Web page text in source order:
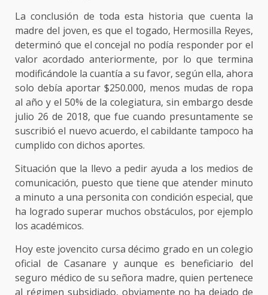
La conclusión de toda esta historia que cuenta la
madre del joven, es que el togado, Hermosilla Reyes,
determinó que el concejal no podía responder por el
valor acordado anteriormente, por lo que termina
modificándole la cuantía a su favor, según ella, ahora
solo debía aportar $250.000, menos mudas de ropa
al año y el 50% de la colegiatura, sin embargo desde
julio 26 de 2018, que fue cuando presuntamente se
suscribió el nuevo acuerdo, el cabildante tampoco ha
cumplido con dichos aportes.
Situación que la llevo a pedir ayuda a los medios de
comunicación, puesto que tiene que atender minuto
a minuto a una personita con condición especial, que
ha logrado superar muchos obstáculos, por ejemplo
los académicos.
Hoy este jovencito cursa décimo grado en un colegio
oficial de Casanare y aunque es beneficiario del
seguro médico de su señora madre, quien pertenece
al régimen subsidiado, obviamente no ha dejado de